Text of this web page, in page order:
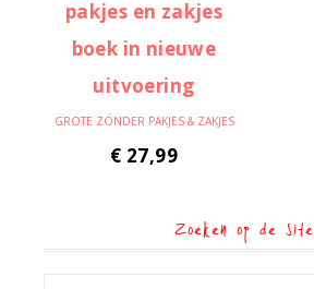
GROTE ZÓNDER PAKJES & ZAKJES
€ 27,99
Zoeken op de site